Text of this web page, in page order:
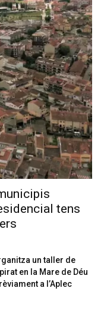
tens
un taller de
en la Mare de Déu
a l’Aplec